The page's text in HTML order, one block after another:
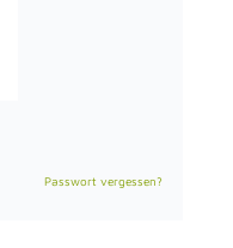
Passwort vergessen?